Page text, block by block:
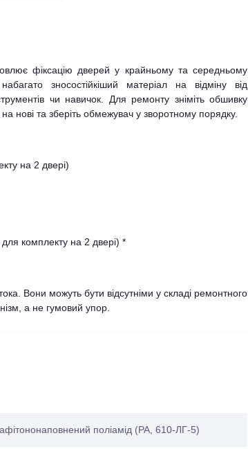
фіксацію дверей у крайньому та середньому
зносостійкіший матеріал на відміну від
чи навичок. Для ремонту зніміть обшивку
нові та зберіть обмежувач у зворотному порядку.
на 2 двері)
комплекту на 2 двері) *
Вони можуть бути відсутніми у складі ремонтного
а не гумовий упор.
поліамід (PA, 610-ЛГ-5)